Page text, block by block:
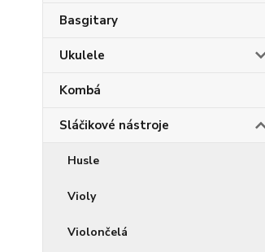
Basgitary
Ukulele
Kombá
Sláčikové nástroje
Husle
Violy
Violončelá